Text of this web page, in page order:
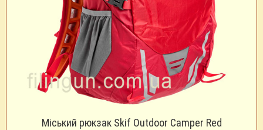
Міський рюкзак Skif Outdoor Camper Red